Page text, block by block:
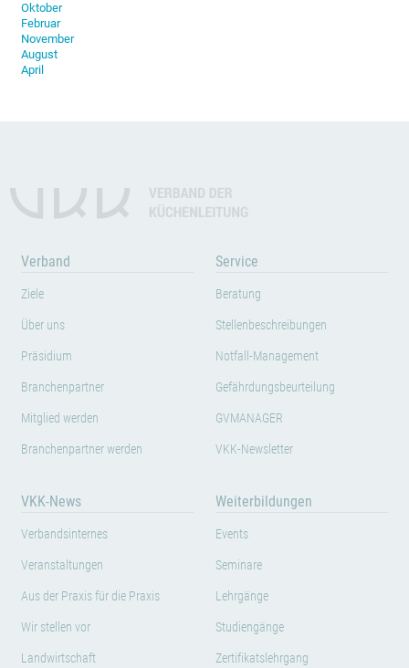
Oktober
Februar
November
August
April
Verband
Ziele
Über uns
Präsidium
Branchenpartner
Mitglied werden
Branchenpartner werden
Service
Beratung
Stellenbeschreibungen
Notfall-Management
Gefährdungsbeurteilung
GVMANAGER
VKK-Newsletter
VKK-News
Verbandsinternes
Veranstaltungen
Aus der Praxis für die Praxis
Wir stellen vor
Landwirtschaft
Weiterbildungen
Events
Seminare
Lehrgänge
Studiengänge
Zertifikatslehrgang